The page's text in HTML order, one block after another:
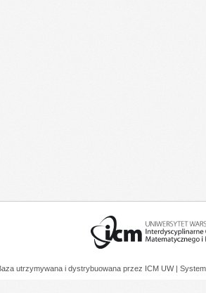
utrzymywana i dystrybuowana przez ICM UW |